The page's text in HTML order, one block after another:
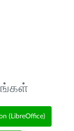
(LibreOffice)